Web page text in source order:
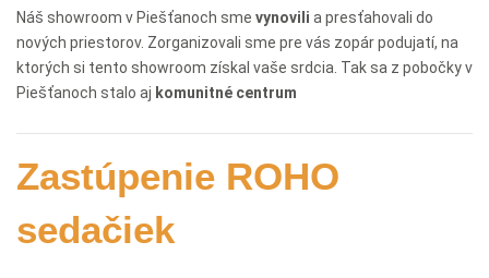
Náš showroom v Piešťanoch sme vynovili a presťahovali do
nových priestorov. Zorganizovali sme pre vás zopár podujatí, na
ktorých si tento showroom získal vaše srdcia. Tak sa z pobočky v
Piešťanoch stalo aj komunitné centrum
Zastúpenie ROHO
sedačiek